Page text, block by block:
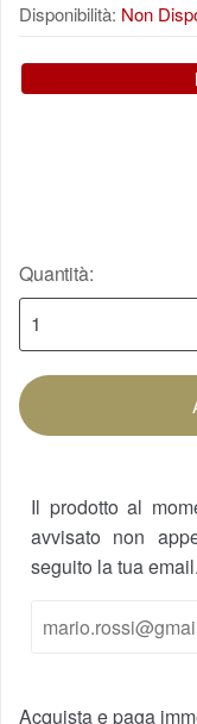
Disponibilità: Non
Quantità:
Il prodotto al
avvisato non
seguito la tua email.
Acquista e paga